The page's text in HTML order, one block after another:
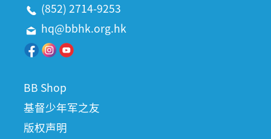
(852) 2714-9253
hq@bbhk.org.hk
BB Shop
基督少年军之友
版权声明